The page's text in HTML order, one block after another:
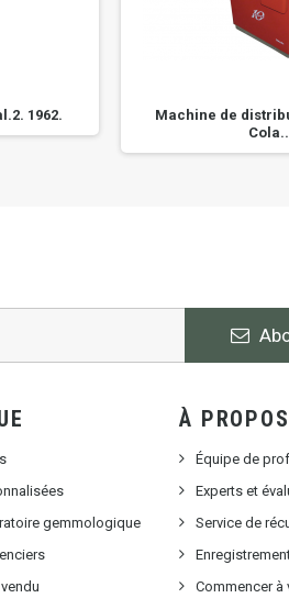
1962.
Machine de
gemmologique
À
Équipe de
Experts et
Service de
Commencer à